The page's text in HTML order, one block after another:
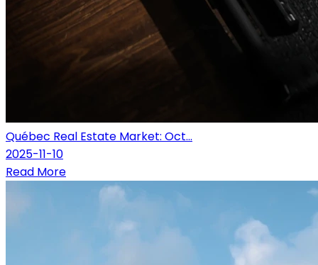
Québec Real Estate Market: Oct...
2025-11-10
Read More